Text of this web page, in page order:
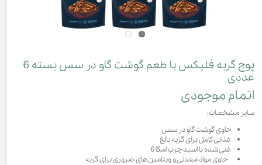
پوچ گربه فلیکس با طعم گوشت گاو در سس بسته 6
عددی
اتمام موجودی
سایر مشخصات:
حاوی گوشت گاو در سس
غذایی کامل برای گربه بالغ
غنی شده با اسید چرب امگا 6
حاوی مواد معدنی و ویتامین‌های ضروری برای گربه